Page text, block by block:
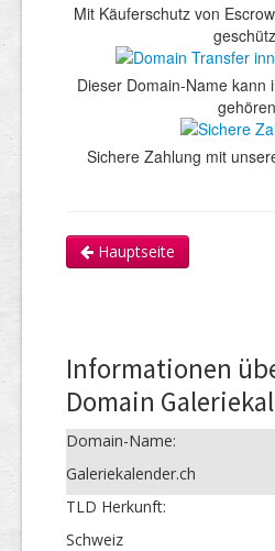
Mit Käuferschutz von
Dieser Domain-Name kann
gehören
Sichere Zahlung mit
Hauptseite
Informationen
Domain
Domain-Name:
Galeriekalender.ch
TLD Herkunft:
Schweiz